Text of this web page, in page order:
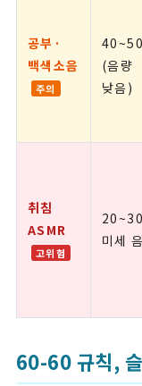
공부·
백색소음
주의
(음량
낮음)
취침
ASMR
고위험
미세
60-60 규칙,